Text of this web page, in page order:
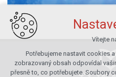
Vítejte
Potřebujeme nastavit cookies
zobrazovaný obsah odpovídal
přesně to, co potřebujete. Soubory